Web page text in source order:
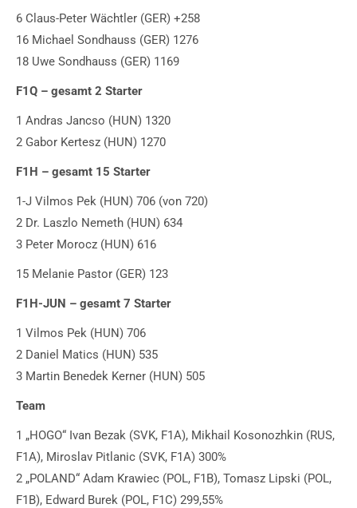
6 Claus-Peter Wächtler (GER) +258
16 Michael Sondhauss (GER) 1276
18 Uwe Sondhauss (GER) 1169
F1Q – gesamt 2 Starter
1 Andras Jancso (HUN) 1320
2 Gabor Kertesz (HUN) 1270
F1H – gesamt 15 Starter
1-J Vilmos Pek (HUN) 706 (von 720)
2 Dr. Laszlo Nemeth (HUN) 634
3 Peter Morocz (HUN) 616
15 Melanie Pastor (GER) 123
F1H-JUN – gesamt 7 Starter
1 Vilmos Pek (HUN) 706
2 Daniel Matics (HUN) 535
3 Martin Benedek Kerner (HUN) 505
Team
1 „HOGO“ Ivan Bezak (SVK, F1A), Mikhail Kosonozhkin (RUS,
F1A), Miroslav Pitlanic (SVK, F1A) 300%
2 „POLAND“ Adam Krawiec (POL, F1B), Tomasz Lipski (POL,
F1B), Edward Burek (POL, F1C) 299,55%